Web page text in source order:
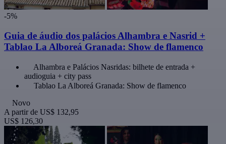
-5%
Guia de áudio dos palácios Alhambra e Nasrid +
Tablao La Alboreá Granada: Show de flamenco
Alhambra e Palácios Nasridas: bilhete de entrada +
audioguia + city pass
Tablao La Alboreá Granada: Show de flamenco
Novo
A partir de US$ 132,95
US$ 126,30